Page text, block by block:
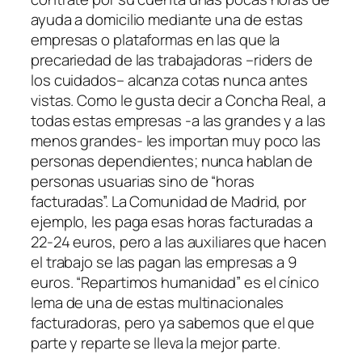
ayuda a domicilio mediante una de estas
empresas o plataformas en las que la
precariedad de las trabajadoras –riders de
los cuidados– alcanza cotas nunca antes
vistas. Como le gusta decir a Concha Real, a
todas estas empresas -a las grandes y a las
menos grandes- les importan muy poco las
personas dependientes; nunca hablan de
personas usuarias sino de “horas
facturadas”. La Comunidad de Madrid, por
ejemplo, les paga esas horas facturadas a
22-24 euros, pero a las auxiliares que hacen
el trabajo se las pagan las empresas a 9
euros. “Repartimos humanidad” es el cínico
lema de una de estas multinacionales
facturadoras, pero ya sabemos que el que
parte y reparte se lleva la mejor parte.